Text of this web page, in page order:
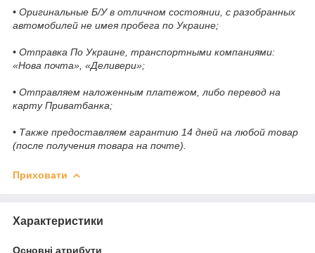
• Оригинальные Б/У в отличном состоянии, с разобранных
автомобилей не имея пробега по Украине;
• Отправка По Украине, транспортными компаниями:
«Нова почта», «Деливери»;
• Отправляем наложенным платежом, либо перевод на
карту Приватбанка;
• Также предоставляем гарантию 14 дней на любой товар
(после получения товара на почте).
Приховати
Характеристики
Основні атрибути